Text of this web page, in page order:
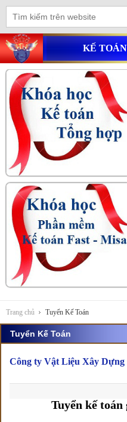
KẾ
Trang chủ Tuyển Kế Toán
Tuyển Kế Toán
Công ty Vật Liệu Xây Dựng
Tuyển kế